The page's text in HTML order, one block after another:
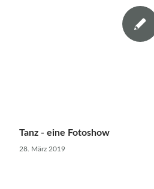
Tanz - eine Fotoshow
28. März 2019